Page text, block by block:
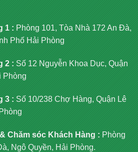
1 : Phòng 101, Tòa Nhà 172 An Đà,
Phố Hải Phòng
2 : Số 12 Nguyễn Khoa Dục, Quận
Phòng
3 : Số 10/238 Chợ Hàng, Quận Lê
Chăm sóc Khách Hàng : Phòng
Ngô Quyền, Hải Phòng.